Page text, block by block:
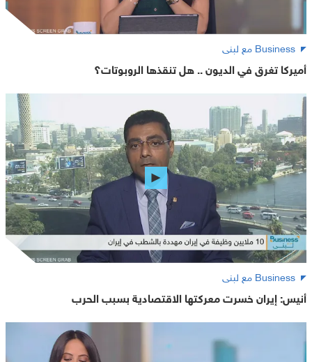
Business مع لبنى
أميركا تغرق في الديون .. هل تنقذها الروبوتات؟
Business مع لبنى
أنيس: إيران خسرت معركتها الاقتصادية بسبب الحرب